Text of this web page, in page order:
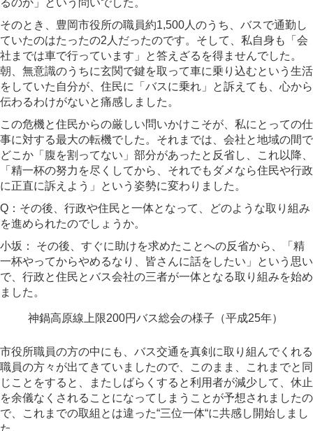
るのか」という問いでした。
そのとき、豊岡市役所の職員約1,500人のうち、バスで通勤し
ていたのはたったの2人だったのです。そして、私自身も「会
社までは車で行っています」と答えざるを得ませんでした。
朝、無意識のうちに玄関で鍵を取って車に乗り込むという生活
をしていた自分が、住民に「バスに乗れ」と訴えても、心から
伝わるわけがないと痛感しました。
この危機と住民からの厳しい問いかけこそが、私にとっての仕
事に対する最大の転機でした。それまでは、会社と地域の間で
どこか「腹を割ってない」部分があったと反省し、これ以降、
「精一杯の努力を尽くしてから、それでもダメなら住民や行政
に正直に訴えよう」という姿勢に変わりました。
Q：その後、行政や住民と一体となって、どのような取り組み
を進められたのでしょうか。
小坂：
その後、すぐに助けを求めたことへの反省から、「精
一杯やってからやめるなり、皆さんに話をしたい」という思い
で、行政と住民とバス会社の三者が一体となる取り組みを始め
ました。
神鍋高原線上限200円バス総会の様子（平成25年）
市役所職員の方の中にも、バス交通を真剣に取り組んでくれる
職員の方々が出てきていましたので、このまま、これまでと同
じことをすると、またしばらくすると利用者が減少して、休止
を余儀なくされることになってしまうことが予想されましたの
で、これまでの取組とは違った“三位一体“に共感し開始しまし
た。